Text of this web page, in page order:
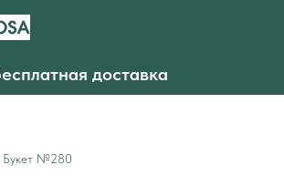
доставка
Букет №280